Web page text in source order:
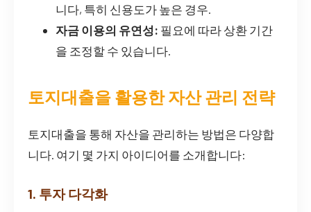
니다, 특히 신용도가 높은 경우.
자금 이용의 유연성: 필요에 따라 상환 기간
을 조정할 수 있습니다.
토지대출을 활용한 자산 관리 전략
토지대출을 통해 자산을 관리하는 방법은 다양합
니다. 여기 몇 가지 아이디어를 소개합니다:
1. 투자 다각화